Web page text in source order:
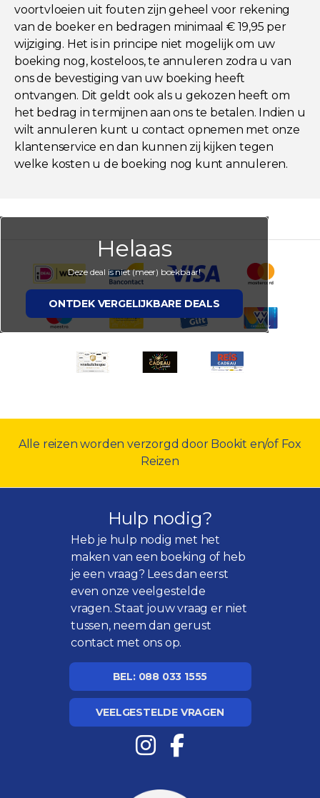
voortvloeien uit fouten zijn geheel voor rekening
van de boeker en bedragen minimaal € 19,95 per
wijziging. Het is in principe niet mogelijk om uw
boeking nog, kosteloos, te annuleren zodra u van
ons de bevestiging van uw boeking heeft
ontvangen. Dit geldt ook als u gekozen heeft om
het bedrag in termijnen aan ons te betalen. Indien u
wilt annuleren kunt u contact opnemen met onze
klantenservice en dan kunnen zij kijken tegen
welke kosten u de boeking nog kunt annuleren.
Helaas
Deze deal is niet (meer) boekbaar!
ONTDEK VERGELIJKBARE DEALS
Alle reizen worden verzorgd door Bookit en/of Fox
Reizen
Hulp nodig?
Heb je hulp nodig met het
maken van een boeking of heb
je een vraag? Lees dan eerst
even onzeveelgestelde
vragen. Staat jouw vraag er niet
tussen, neem dan gerust
contact met ons op.
BEL: 088 033 1555
VEELGESTELDE VRAGEN